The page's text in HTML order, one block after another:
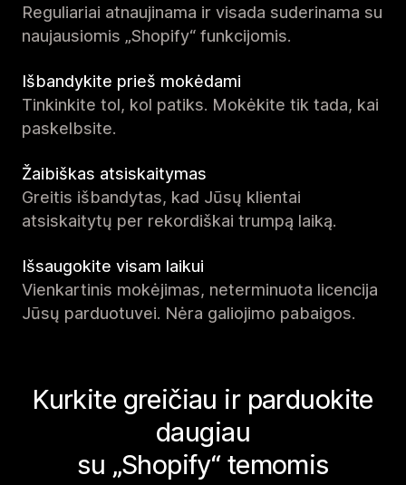
Reguliariai atnaujinama ir visada suderinama su
naujausiomis „Shopify“ funkcijomis.
Išbandykite prieš mokėdami
Tinkinkite tol, kol patiks. Mokėkite tik tada, kai
paskelbsite.
Žaibiškas atsiskaitymas
Greitis išbandytas, kad Jūsų klientai
atsiskaitytų per rekordiškai trumpą laiką.
Išsaugokite visam laikui
Vienkartinis mokėjimas, neterminuota licencija
Jūsų parduotuvei. Nėra galiojimo pabaigos.
Kurkite greičiau ir parduokite
daugiau
su „Shopify“ temomis